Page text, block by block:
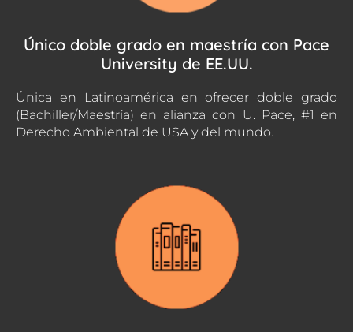
Único doble grado en maestría con Pace
University de EE.UU.
Única en Latinoamérica en ofrecer doble grado
(Bachiller/Maestría) en alianza con U. Pace, #1 en
Derecho Ambiental de USA y del mundo.